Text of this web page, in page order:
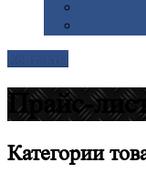
Прайс-
Категории